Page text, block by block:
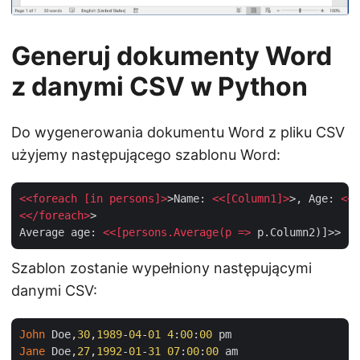
Generuj dokumenty Word
z danymi CSV w Python
Do wygenerowania dokumentu Word z pliku CSV
użyjemy następującego szablonu Word:
<<foreach [in persons]>>Name: <<[Column1 ]>>, Age: <<[
<</foreach>>
Average age: <<[persons.Average(p =>
Szablon zostanie wypełniony następującymi
danymi CSV:
John Doe,30,1989-04-01 4: 00: 00
Jane Doe,27,1992-01 -31 07: 00: 00